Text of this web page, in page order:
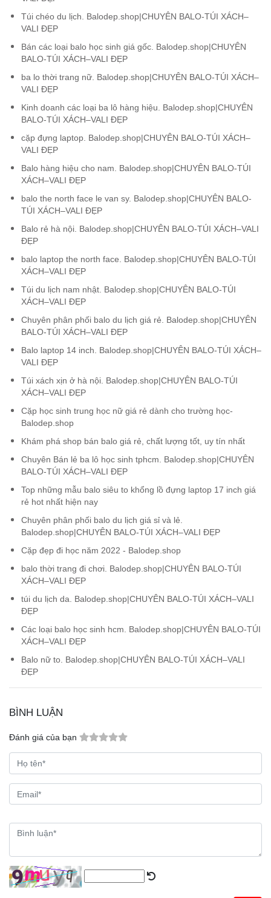
Túi chéo du lịch. Balodep.shop|CHUYÊN BALO-TÚI XÁCH–
VALI ĐẸP
Bán các loại balo học sinh giá gốc. Balodep.shop|CHUYÊN
BALO-TÚI XÁCH–VALI ĐẸP
ba lo thời trang nữ. Balodep.shop|CHUYÊN BALO-TÚI XÁCH–
VALI ĐẸP
Kinh doanh các loại ba lô hàng hiệu. Balodep.shop|CHUYÊN
BALO-TÚI XÁCH–VALI ĐẸP
cặp đựng laptop. Balodep.shop|CHUYÊN BALO-TÚI XÁCH–
VALI ĐẸP
Balo hàng hiệu cho nam. Balodep.shop|CHUYÊN BALO-TÚI
XÁCH–VALI ĐẸP
balo the north face le van sy. Balodep.shop|CHUYÊN BALO-
TÚI XÁCH–VALI ĐẸP
Balo rẻ hà nội. Balodep.shop|CHUYÊN BALO-TÚI XÁCH–VALI
ĐẸP
balo laptop the north face. Balodep.shop|CHUYÊN BALO-TÚI
XÁCH–VALI ĐẸP
Túi du lịch nam nhật. Balodep.shop|CHUYÊN BALO-TÚI
XÁCH–VALI ĐẸP
Chuyên phân phối balo du lịch giá rẻ. Balodep.shop|CHUYÊN
BALO-TÚI XÁCH–VALI ĐẸP
Balo laptop 14 inch. Balodep.shop|CHUYÊN BALO-TÚI XÁCH–
VALI ĐẸP
Túi xách xịn ở hà nội. Balodep.shop|CHUYÊN BALO-TÚI
XÁCH–VALI ĐẸP
Cặp học sinh trung học nữ giá rẻ dành cho trường học-
Balodep.shop
Khám phá shop bán balo giá rẻ, chất lượng tốt, uy tín nhất
Chuyên Bán lẻ ba lô học sinh tphcm. Balodep.shop|CHUYÊN
BALO-TÚI XÁCH–VALI ĐẸP
Top những mẫu balo siêu to khổng lồ đựng laptop 17 inch giá
rẻ hot nhất hiện nay
Chuyên phân phối balo du lịch giá sỉ và lẻ.
Balodep.shop|CHUYÊN BALO-TÚI XÁCH–VALI ĐẸP
Cặp đẹp đi học năm 2022 - Balodep.shop
balo thời trang đi chơi. Balodep.shop|CHUYÊN BALO-TÚI
XÁCH–VALI ĐẸP
túi du lịch da. Balodep.shop|CHUYÊN BALO-TÚI XÁCH–VALI
ĐẸP
Các loại balo học sinh hcm. Balodep.shop|CHUYÊN BALO-TÚI
XÁCH–VALI ĐẸP
Balo nữ to. Balodep.shop|CHUYÊN BALO-TÚI XÁCH–VALI
ĐẸP
BÌNH LUẬN
Đánh giá của bạn